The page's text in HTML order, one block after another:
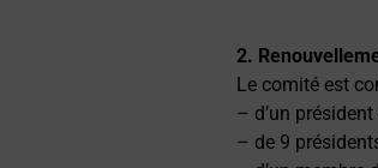
2.
Le comité est
– d’un
– de 9